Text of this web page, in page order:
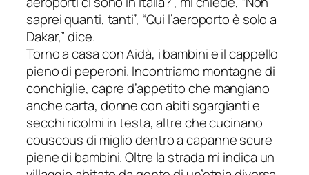
saprei quanti, tanti”, “Qui l’aeroporto è solo a
Dakar,” dice.
Torno a casa con Aidà, i bambini e il cappello
pieno di peperoni. Incontriamo montagne di
conchiglie, capre d’appetito che mangiano
anche carta, donne con abiti sgargianti e
secchi ricolmi in testa, altre che cucinano
couscous di miglio dentro a capanne scure
piene di bambini. Oltre la strada mi indica un